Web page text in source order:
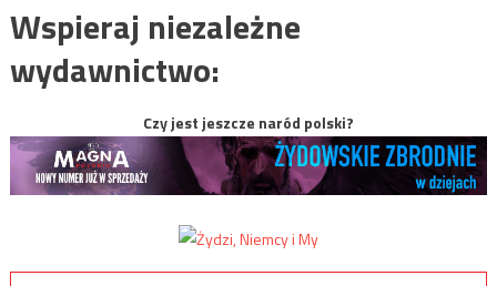
Wspieraj niezależne
wydawnictwo:
Czy jest jeszcze naród polski?